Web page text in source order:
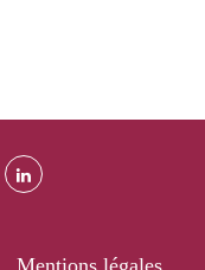
Mentions légales